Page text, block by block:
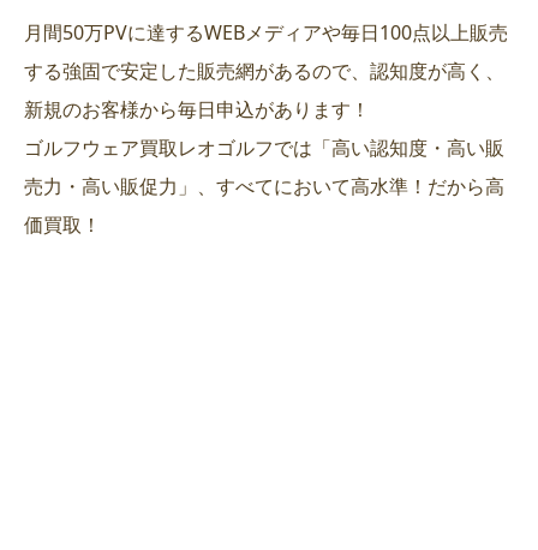
月間50万PVに達するWEBメディアや毎日100点以上販売
する強固で安定した販売網があるので、認知度が高く、
新規のお客様から毎日申込があります！
ゴルフウェア買取レオゴルフでは「高い認知度・高い販
売力・高い販促力」、すべてにおいて高水準！だから高
価買取！